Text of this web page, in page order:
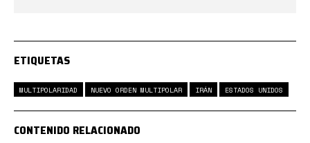
ETIQUETAS
MULTIPOLARIDAD NUEVO ORDEN MULTIPOLAR IRÁN ESTADOS UNIDOS
CONTENIDO RELACIONADO